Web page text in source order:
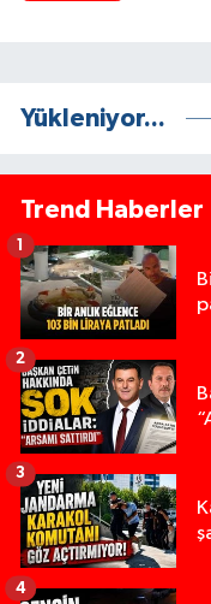
Yükleniyor...
Trend Haberler
1
2
3
4